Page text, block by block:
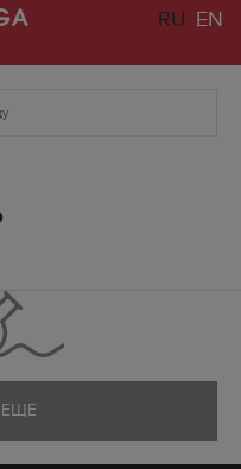
RU EN
ЕЩЕ